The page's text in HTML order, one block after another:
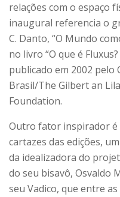
relações com o espaço
inaugural referencia o
C. Danto, “O Mundo
no livro “O que é
publicado em 2002 pelo
Brasil/The Gilbert an
Foundation.
Outro fator inspirador é
cartazes das edições,
da idealizadora do
do seu bisavô, Osvaldo
seu Vadico, que entre